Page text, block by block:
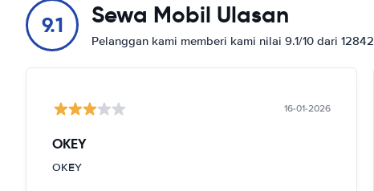
9.1 Sewa Mobil Ulasan
Pelanggan kami memberi kami nilai 9.1/10 dari 12842
16-01-2026
OKEY
OKEY